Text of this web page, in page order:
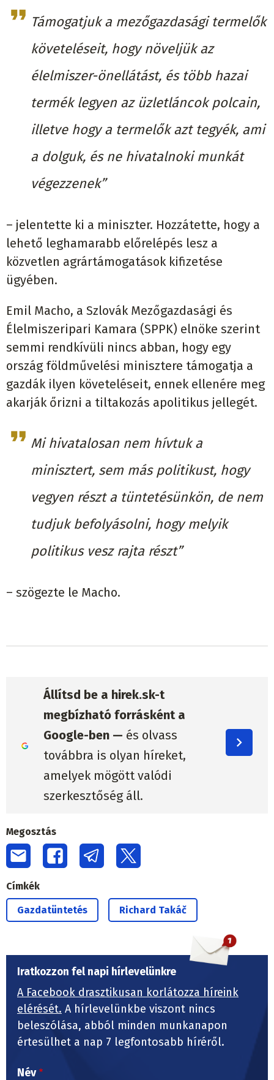
Támogatjuk a mezőgazdasági termelők
követeléseit, hogy növeljük az
élelmiszer-önellátást, és több hazai
termék legyen az üzletláncok polcain,
illetve hogy a termelők azt tegyék, ami
a dolguk, és ne hivatalnoki munkát
végezzenek”
– jelentette ki a miniszter. Hozzátette, hogy a
lehető leghamarabb előrelépés lesz a
közvetlen agrártámogatások kifizetése
ügyében.
Emil Macho, a Szlovák Mezőgazdasági és
Élelmiszeripari Kamara (SPPK) elnöke szerint
semmi rendkívüli nincs abban, hogy egy
ország földművelési minisztere támogatja a
gazdák ilyen követeléseit, ennek ellenére meg
akarják őrizni a tiltakozás apolitikus jellegét.
Mi hivatalosan nem hívtuk a
minisztert, sem más politikust, hogy
vegyen részt a tüntetésünkön, de nem
tudjuk befolyásolni, hogy melyik
politikus vesz rajta részt”
– szögezte le Macho.
Állítsd be a hirek.sk-t
megbízható forrásként a
Google-ben — és olvass
továbbra is olyan híreket,
amelyek mögött valódi
szerkesztőség áll.
Megosztás
Címkék
Gazdatüntetés Richard Takáč
Iratkozzon fel napi hírlevelünkre
A Facebook drasztikusan korlátozza híreink
elérését. A hírlevelünkbe viszont nincs
beleszólása, abból minden munkanapon
értesülhet a nap 7 legfontosabb híréről.
Név